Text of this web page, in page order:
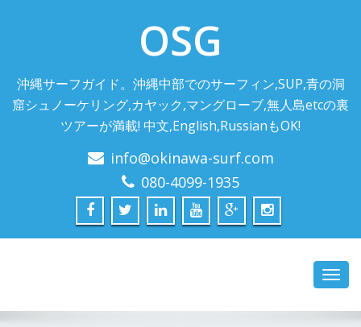
OSG
沖縄サーフガイド。沖縄中部でのサーフィン,SUP,青の洞
窟シュノーケリング,カヤック,マングローブ,無人島etcの裏
ツアーが満載! 中文,English,RussianもOK!
info@okinawa-surf.com
080-4099-1935